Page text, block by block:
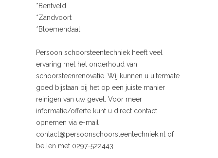
*Bentveld
*Zandvoort
*Bloemendaal
Persoon schoorsteentechniek heeft veel
ervaring met het onderhoud van
schoorsteenrenovatie. Wij kunnen u uitermate
goed bijstaan bij het op een juiste manier
reinigen van uw gevel. Voor meer
informatie/offerte kunt u direct contact
opnemen via e-mail
contact@persoonschoorsteentechniek.nl of
bellen met 0297-522443.